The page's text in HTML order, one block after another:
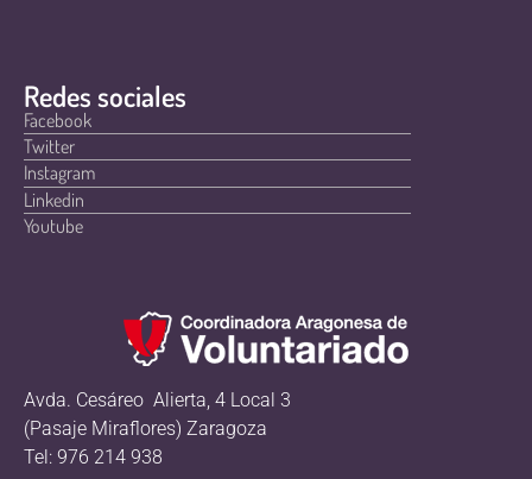
Redes sociales
Facebook
Twitter
Instagram
Linkedin
Youtube
Avda. Cesáreo Alierta, 4 Local 3
(Pasaje Miraflores) Zaragoza
Tel: 976 214 938